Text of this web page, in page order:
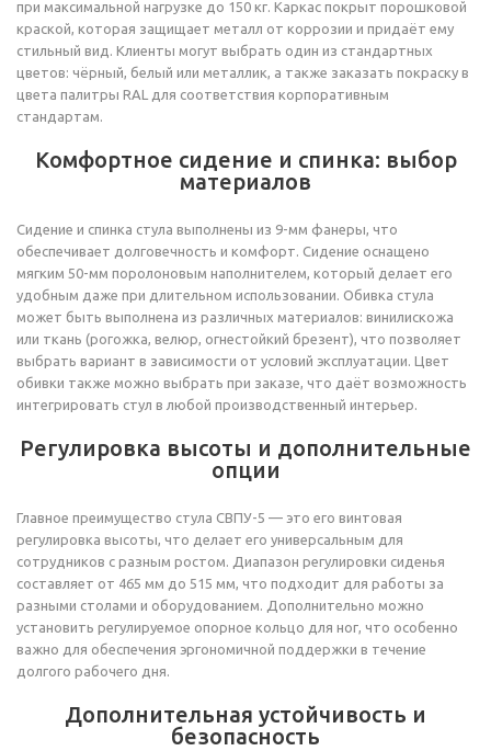
при максимальной нагрузке до 150 кг. Каркас покрыт порошковой
краской, которая защищает металл от коррозии и придаёт ему
стильный вид. Клиенты могут выбрать один из стандартных
цветов: чёрный, белый или металлик, а также заказать покраску в
цвета палитры RAL для соответствия корпоративным
стандартам.
Комфортное сидение и спинка: выбор
материалов
Сидение и спинка стула выполнены из 9-мм фанеры, что
обеспечивает долговечность и комфорт. Сидение оснащено
мягким 50-мм поролоновым наполнителем, который делает его
удобным даже при длительном использовании. Обивка стула
может быть выполнена из различных материалов: винилискожа
или ткань (рогожка, велюр, огнестойкий брезент), что позволяет
выбрать вариант в зависимости от условий эксплуатации. Цвет
обивки также можно выбрать при заказе, что даёт возможность
интегрировать стул в любой производственный интерьер.
Регулировка высоты и дополнительные
опции
Главное преимущество стула СВПУ-5 — это его винтовая
регулировка высоты, что делает его универсальным для
сотрудников с разным ростом. Диапазон регулировки сиденья
составляет от 465 мм до 515 мм, что подходит для работы за
разными столами и оборудованием. Дополнительно можно
установить регулируемое опорное кольцо для ног, что особенно
важно для обеспечения эргономичной поддержки в течение
долгого рабочего дня.
Дополнительная устойчивость и
безопасность